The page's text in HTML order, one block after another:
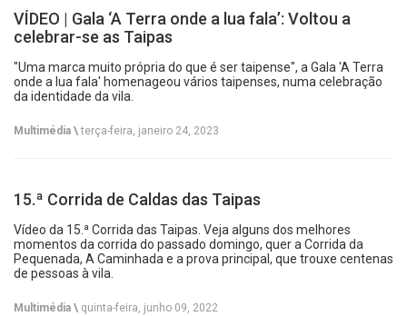
VÍDEO | Gala ‘A Terra onde a lua fala’: Voltou a
celebrar-se as Taipas
"Uma marca muito própria do que é ser taipense", a Gala 'A Terra
onde a lua fala' homenageou vários taipenses, numa celebração
da identidade da vila.
Multimédia \terça-feira, janeiro 24, 2023
15.ª Corrida de Caldas das Taipas
Vídeo da 15.ª Corrida das Taipas. Veja alguns dos melhores
momentos da corrida do passado domingo, quer a Corrida da
Pequenada, A Caminhada e a prova principal, que trouxe centenas
de pessoas à vila.
Multimédia \ quinta-feira, junho 09, 2022